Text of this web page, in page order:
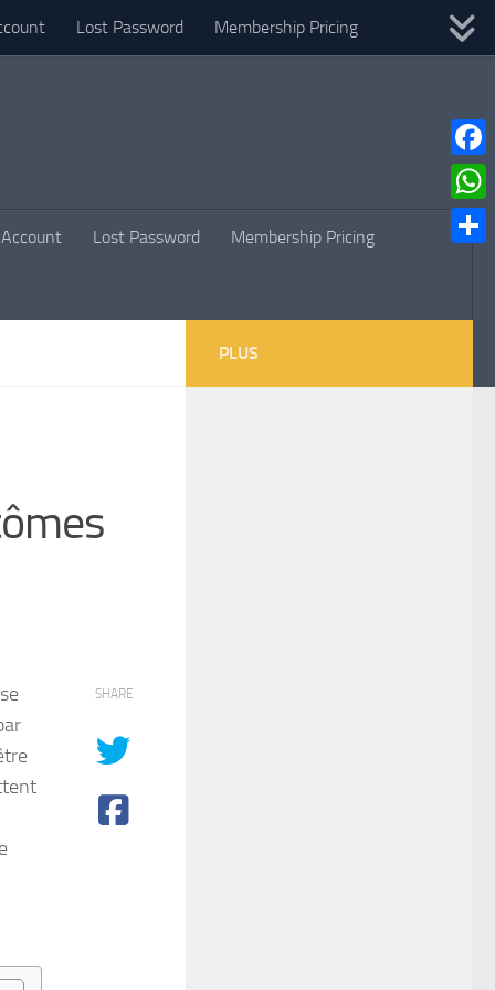
Lost Password Membership Pricing
Lost Password Membership Pricing
SHARE
PLUS